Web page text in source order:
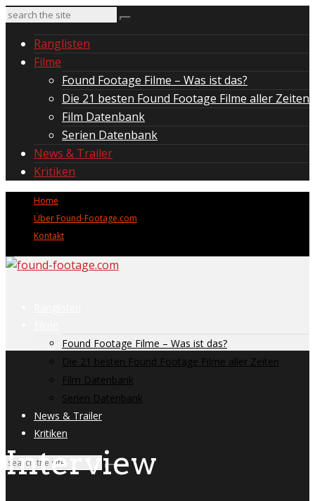
Ranglisten
Filme
Found Footage Filme – Was ist das?
Die 21 besten Found Footage Filme aller Zeiten
Film Datenbank
Serien Datenbank
News & Trailer
Kritiken
Home
Über Found-Footage.com
Kontakt
Found Footage Filme – Was ist das?
Die 21 besten Found Footage Filme aller Zeiten
Film Datenbank
Serien Datenbank
News & Trailer
Kritiken
Interview